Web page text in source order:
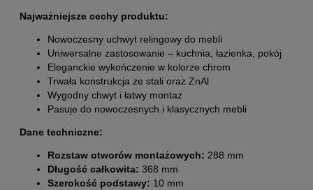
Najważniejsze cechy produktu:
Nowoczesny uchwyt relingowy do mebli
Uniwersalne zastosowanie – kuchnia, łazienka, pokój
Eleganckie wykończenie w kolorze chrom
Trwała konstrukcja ze stali oraz ZnAl
Wygodny chwyt i łatwy montaż
Pasuje do nowoczesnych i klasycznych mebli
Dane techniczne:
Rozstaw otworów montażowych: 288 mm
Długość całkowita: 368 mm
Szerokość podstawy: 10 mm